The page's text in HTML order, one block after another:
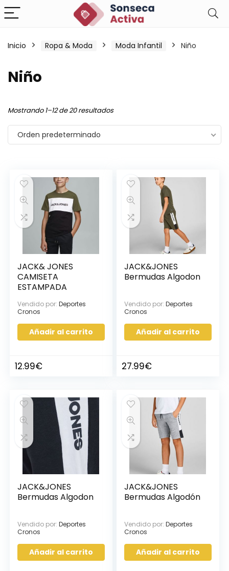
Inicio Ropa & Moda Moda Infantil Niño
Niño
Mostrando 1–12 de 20 resultados
Orden predeterminado
JACK& JONES
CAMISETA
ESTAMPADA
Vendido por: Deportes
Cronos
Añadir al carrito
12.99€
JACK&JONES
Bermudas Algodon
Vendido por: Deportes
Cronos
Añadir al carrito
27.99€
JACK&JONES
Bermudas Algodon
Vendido por: Deportes
Cronos
Añadir al carrito
JACK&JONES
Bermudas Algodón
Vendido por: Deportes
Cronos
Añadir al carrito